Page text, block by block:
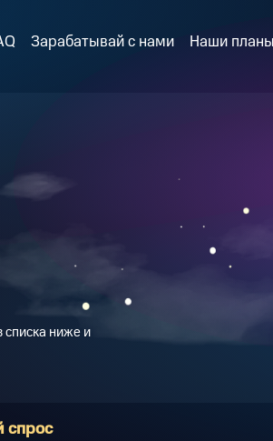
Зарабатывай с нами Наши планы
ниже и
спрос